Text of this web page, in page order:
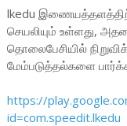
lkedu
செயலியும் உள்ளது,
தொலைபேசியில்
மேம்படுத்தல்களை
https://
id=com.speedit.lkedu